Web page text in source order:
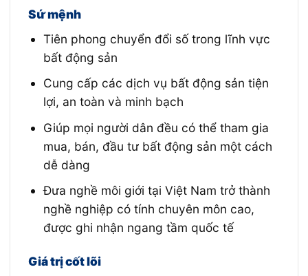
Sứ mệnh
Tiên phong chuyển đổi số trong lĩnh vực
bất động sản
Cung cấp các dịch vụ bất động sản tiện
lợi, an toàn và minh bạch
Giúp mọi người dân đều có thể tham gia
mua, bán, đầu tư bất động sản một cách
dễ dàng
Đưa nghề môi giới tại Việt Nam trở thành
nghề nghiệp có tính chuyên môn cao,
được ghi nhận ngang tầm quốc tế
Giá trị cốt lõi